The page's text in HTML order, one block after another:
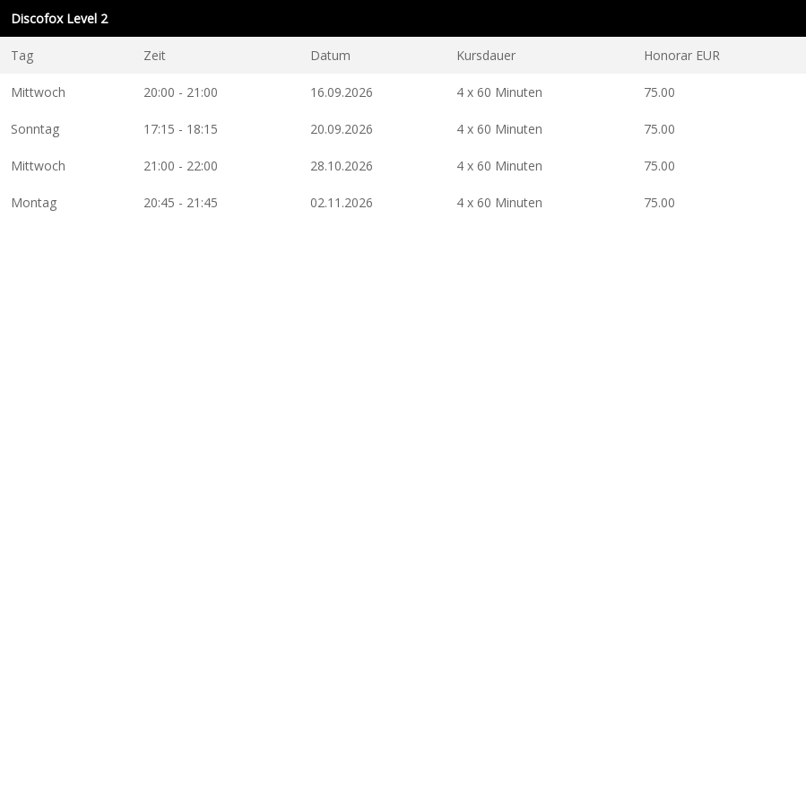
Discofox Level 2
Tag Zeit Datum Kursdauer Honorar EUR
Mittwoch 20:00 - 21:00 16.09.2026 4 x 60 Minuten 75.00
Sonntag 17:15 - 18:15 20.09.2026 4 x 60 Minuten 75.00
Mittwoch 21:00 - 22:00 28.10.2026 4 x 60 Minuten 75.00
Montag 20:45 - 21:45 02.11.2026 4 x 60 Minuten 75.00